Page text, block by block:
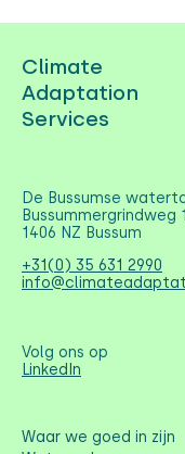
Climate
Adaptation
Services
De Bussumse
Bussummergrindweg
1406 NZ Bussum
+31(0) 35 631 2990
Volg ons op
LinkedIn
Waar we goed in zijn